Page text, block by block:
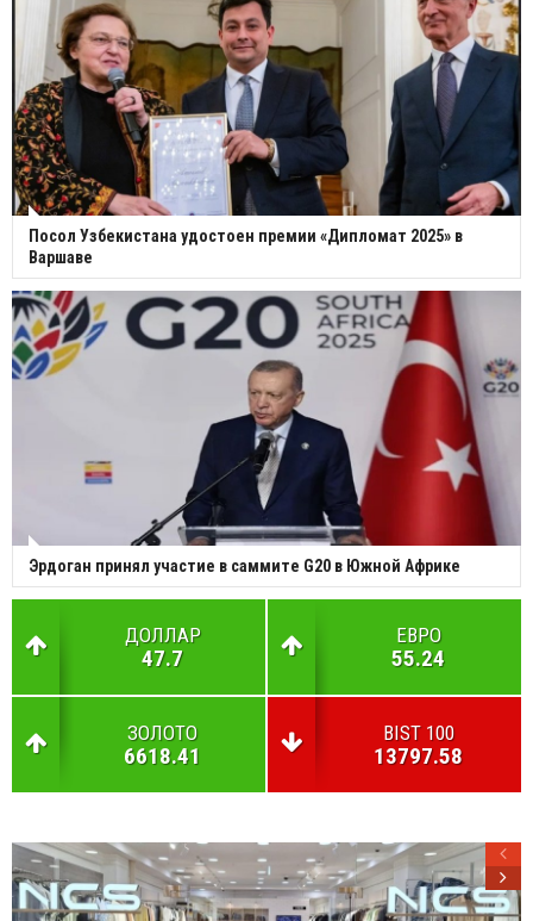
Посол Узбекистана удостоен премии «Дипломат 2025» в
Варшаве
Эрдоган принял участие в саммите G20 в Южной Африке
ДОЛЛАР
47.7
ЕВРО
55.24
ЗОЛОТО
6618.41
BIST 100
13797.58